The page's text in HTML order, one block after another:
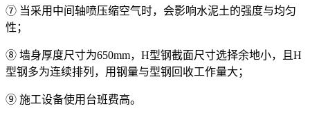
⑦ 当采用中间轴喷压缩空气时，会影响水泥土的强度与均匀
性；
⑧ 墙身厚度尺寸为650mm，H型钢截面尺寸选择余地小，且H
型钢多为连续排列，用钢量与型钢回收工作量大；
⑨ 施工设备使用台班费高。